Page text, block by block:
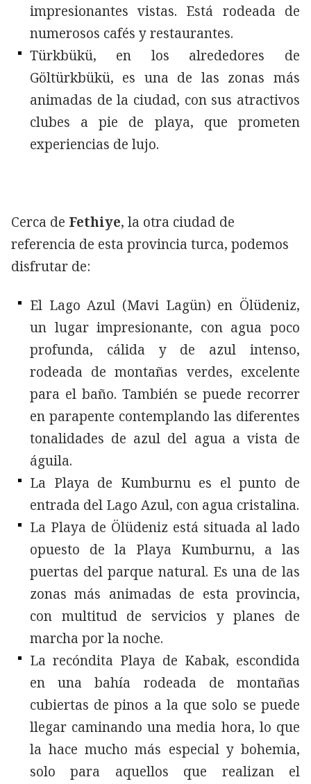
impresionantes vistas. Está rodeada de
numerosos cafés y restaurantes.
Türkbükü, en los alrededores de
Göltürkbükü, es una de las zonas más
animadas de la ciudad, con sus atractivos
clubes a pie de playa, que prometen
experiencias de lujo.
Cerca de Fethiye, la otra ciudad de
referencia de esta provincia turca, podemos
disfrutar de:
El Lago Azul (Mavi Lagün) en Ölüdeniz,
un lugar impresionante, con agua poco
profunda, cálida y de azul intenso,
rodeada de montañas verdes, excelente
para el baño. También se puede recorrer
en parapente contemplando las diferentes
tonalidades de azul del agua a vista de
águila.
La Playa de Kumburnu es el punto de
entrada del Lago Azul, con agua cristalina.
La Playa de Ölüdeniz está situada al lado
opuesto de la Playa Kumburnu, a las
puertas del parque natural. Es una de las
zonas más animadas de esta provincia,
con multitud de servicios y planes de
marcha por la noche.
La recóndita Playa de Kabak, escondida
en una bahía rodeada de montañas
cubiertas de pinos a la que solo se puede
llegar caminando una media hora, lo que
la hace mucho más especial y bohemia,
solo para aquellos que realizan el